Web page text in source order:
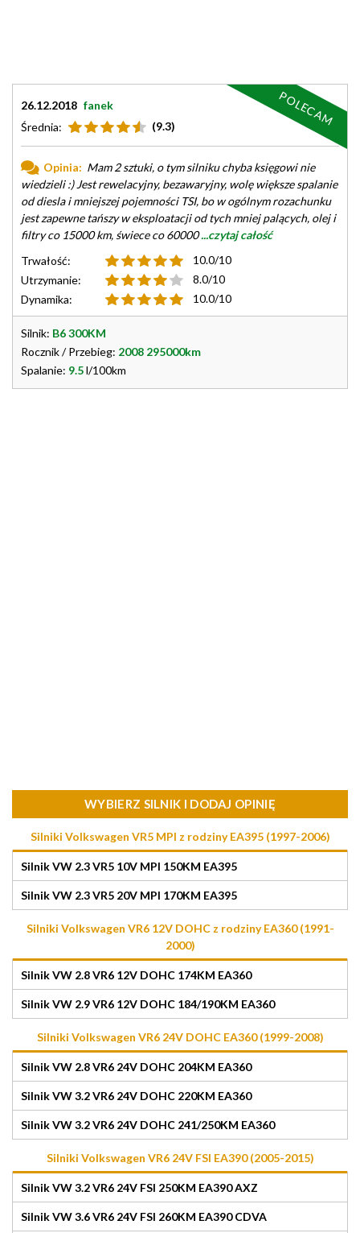
26.12.2018 fanek
Średnia:
(9.3)
Opinia: Mam 2 sztuki, o tym silniku chyba księgowi nie
wiedzieli :) Jest rewelacyjny, bezawaryjny, wolę większe spalanie
od diesla i mniejszej pojemności TSI, bo w ogólnym rozachunku
jest zapewne tańszy w eksploatacji od tych mniej palących, olej i
filtry co 15000 km, świece co 60000...czytaj całość
Trwałość:
10.0/10
Utrzymanie:
8.0/10
Dynamika:
10.0/10
Silnik: B6 300KM
Rocznik / Przebieg: 2008 295000km
Spalanie: 9.5l/100km
POLECAM
WYBIERZ SILNIK I DODAJ OPINIĘ
Silniki Volkswagen VR5 MPI z rodziny EA395 (1997-2006)
Silnik VW 2.3 VR5 10V MPI 150KM EA395
Silnik VW 2.3 VR5 20V MPI 170KM EA395
Silniki Volkswagen VR6 12V DOHC z rodziny EA360 (1991-
2000)
Silnik VW 2.8 VR6 12V DOHC 174KM EA360
Silnik VW 2.9 VR6 12V DOHC 184/190KM EA360
Silniki Volkswagen VR6 24V DOHC EA360 (1999-2008)
Silnik VW 2.8 VR6 24V DOHC 204KM EA360
Silnik VW 3.2 VR6 24V DOHC 220KM EA360
Silnik VW 3.2 VR6 24V DOHC 241/250KM EA360
Silniki Volkswagen VR6 24V FSI EA390 (2005-2015)
Silnik VW 3.2 VR6 24V FSI 250KM EA390 AXZ
Silnik VW 3.6 VR6 24V FSI 260KM EA390 CDVA